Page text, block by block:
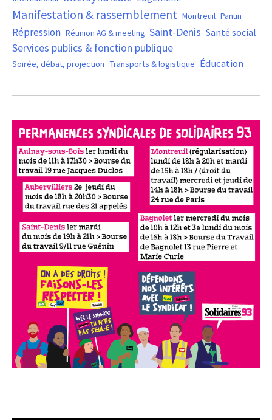
Manifestation & rassemblement Montreuil Pantin
Répression Réunion AG & meeting Saint-Denis Santé social
Services publics & fonction publique
Soirée, débat, projection Transports & logistique Éducation